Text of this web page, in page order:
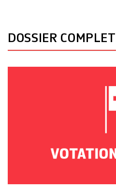
DOSSIER COMPLET